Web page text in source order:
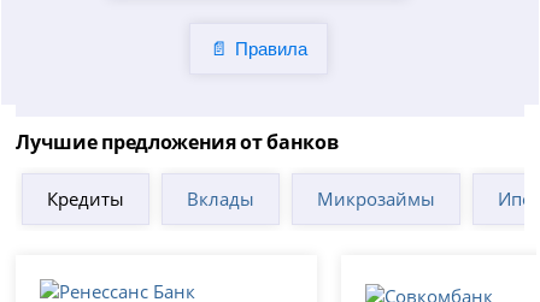
Правила
Лучшие предложения от банков
Кредиты Вклады Микрозаймы